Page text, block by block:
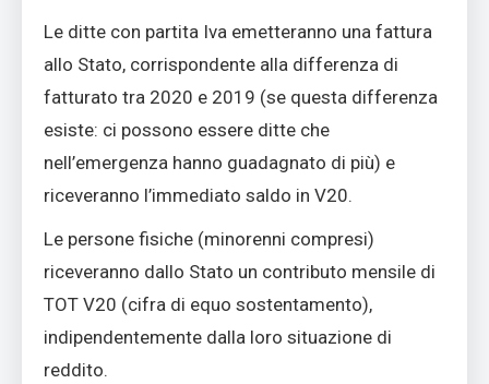
Le ditte con partita Iva emetteranno una fattura
allo Stato, corrispondente alla differenza di
fatturato tra 2020 e 2019 (se questa differenza
esiste: ci possono essere ditte che
nell’emergenza hanno guadagnato di più) e
riceveranno l’immediato saldo in V20.
Le persone fisiche (minorenni compresi)
riceveranno dallo Stato un contributo mensile di
TOT V20 (cifra di equo sostentamento),
indipendentemente dalla loro situazione di
reddito.